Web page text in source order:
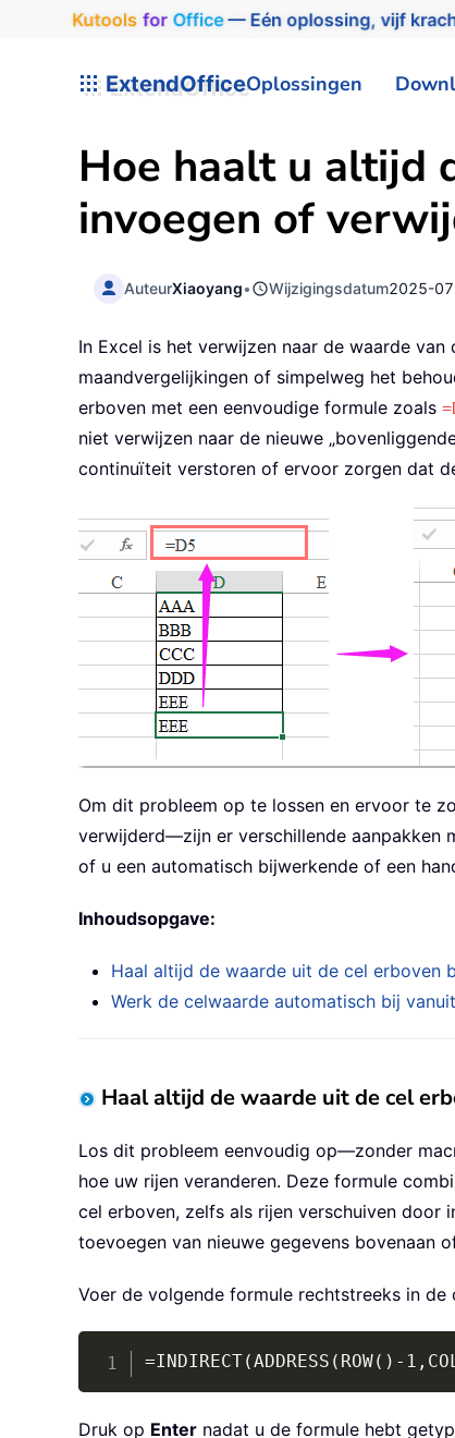
Kutools for Office— Eén oplossing, vijf
ExtendOfficeOplossingen
Hoe haalt u altijd
invoegen of
AuteurXiaoyang• Wijzigingsdatum2025-
In Excel is het verwijzen naar de waarde
maandvergelijkingen of simpelweg het
erboven met een eenvoudige formule zoals
niet verwijzen naar de nieuwe
continuïteit verstoren of ervoor zorgen dat
Om dit probleem op te lossen en ervoor te
verwijderd—zijn er verschillende aanpakken
of u een automatisch bijwerkende of een
Inhoudsopgave:
Haal altijd de waarde uit de cel erboven
Werk de celwaarde automatisch bij
Haal altijd de waarde uit de cel
Los dit probleem eenvoudig op—zonder
hoe uw rijen veranderen. Deze formule
cel erboven, zelfs als rijen verschuiven door
toevoegen van nieuwe gegevens bovenaan
Voer de volgende formule rechtstreeks in
=INDIRECT(ADDRESS(ROW()-
Druk op Enter nadat u de formule hebt